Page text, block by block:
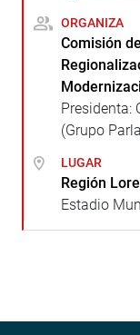
ORGANIZA
Comisión
Presidenta:
(Grupo
LUGAR
Región
Estadio